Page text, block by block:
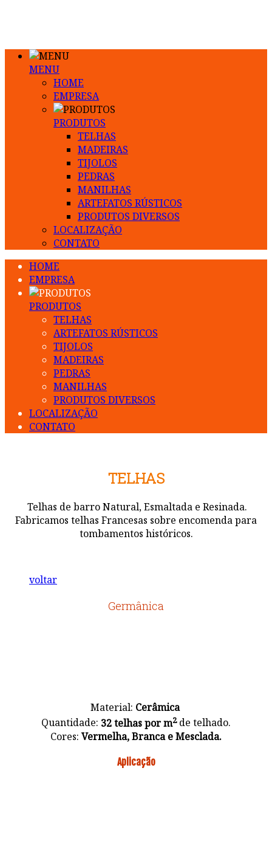
MENU
HOME
EMPRESA
PRODUTOS
TELHAS
MADEIRAS
TIJOLOS
PEDRAS
MANILHAS
ARTEFATOS RÚSTICOS
PRODUTOS DIVERSOS
LOCALIZAÇÃO
CONTATO
HOME
EMPRESA
PRODUTOS
TELHAS
ARTEFATOS RÚSTICOS
TIJOLOS
MADEIRAS
PEDRAS
MANILHAS
PRODUTOS DIVERSOS
LOCALIZAÇÃO
CONTATO
TELHAS
Telhas de barro Natural, Esmaltada e Resinada.
Fabricamos telhas Francesas sobre encomenda para
tombamentos históricos.
voltar
Germânica
Material: Cerâmica
Quantidade: 32 telhas por m2de telhado.
Cores: Vermelha, Branca e Mesclada.
Aplicação